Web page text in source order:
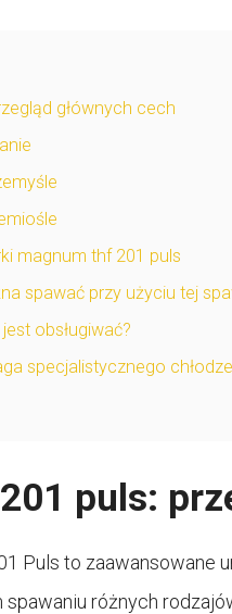
głównych cech
magnum thf 201 puls
spawać przy użyciu tej
obsługiwać?
specjalistycznego
puls:
Puls to zaawansowane
różnych